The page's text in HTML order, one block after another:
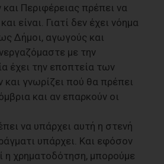
Περιφέρειας πρέπει να
είναι. Γιατί δεν έχει νόημα
Δήμοι, αγωγούς και
με την
έχει την εποπτεία των
γνωρίζει πού θα πρέπει
και αν επαρκούν οι
να υπάρχει αυτή η στενή
υπάρχει. Και εφόσον
η χρηματοδότηση, μπορούμε